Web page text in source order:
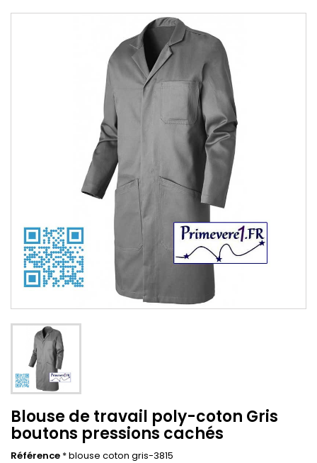
Blouse de travail poly-coton Gris
boutons pressions cachés
Référence * blouse coton gris-3815